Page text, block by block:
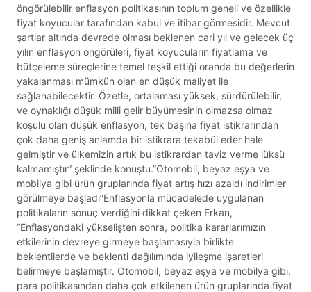
öngörülebilir enflasyon politikasının toplum geneli ve özellikle
fiyat koyucular tarafından kabul ve itibar görmesidir. Mevcut
şartlar altında devrede olması beklenen cari yıl ve gelecek üç
yılın enflasyon öngörüleri, fiyat koyucuların fiyatlama ve
bütçeleme süreçlerine temel teşkil ettiği oranda bu değerlerin
yakalanması mümkün olan en düşük maliyet ile
sağlanabilecektir. Özetle, ortalaması yüksek, sürdürülebilir,
ve oynaklığı düşük milli gelir büyümesinin olmazsa olmaz
koşulu olan düşük enflasyon, tek başına fiyat istikrarından
çok daha geniş anlamda bir istikrara tekabül eder hale
gelmiştir ve ülkemizin artık bu istikrardan taviz verme lüksü
kalmamıştır” şeklinde konuştu.”Otomobil, beyaz eşya ve
mobilya gibi ürün gruplarında fiyat artış hızı azaldı indirimler
görülmeye başladı”Enflasyonla mücadelede uygulanan
politikaların sonuç verdiğini dikkat çeken Erkan,
“Enflasyondaki yükselişten sonra, politika kararlarımızın
etkilerinin devreye girmeye başlamasıyla birlikte
beklentilerde ve beklenti dağılımında iyileşme işaretleri
belirmeye başlamıştır. Otomobil, beyaz eşya ve mobilya gibi,
para politikasından daha çok etkilenen ürün gruplarında fiyat